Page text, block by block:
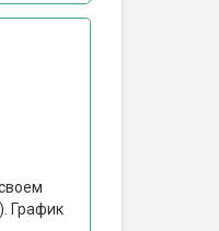
График